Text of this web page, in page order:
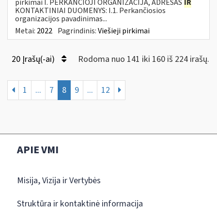
pirkimai I. PERKANČIOJI ORGANIZACIJA, ADRESAS IR
KONTAKTINIAI DUOMENYS: I.1. Perkančiosios
organizacijos pavadinimas...
Metai: 2022 Pagrindinis:Viešieji pirkimai
20 Įrašų(-ai) Rodoma nuo 141 iki 160 iš 224 irašų.
1 ... 7 8 9 ... 12
APIE VMI
Misija, Vizija ir Vertybės
Struktūra ir kontaktinė informacija